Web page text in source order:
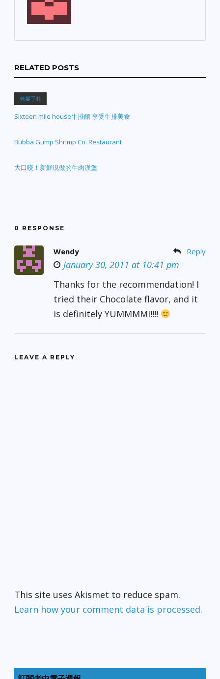
RELATED POSTS
老饕手札
Sixteen mile house牛排館 享受牛排美食
Bubba Gump Shrimp Co. Restaurant
大口咬！新鮮現做的牛肉漢堡
0 RESPONSE
Wendy
January 30, 2011 at 10:41 pm
Reply
Thanks for the recommendation! I
tried their Chocolate flavor, and it
is definitely YUMMMMI!!!!
LEAVE A REPLY
This site uses Akismet to reduce spam.
Learn how your comment data is processed.